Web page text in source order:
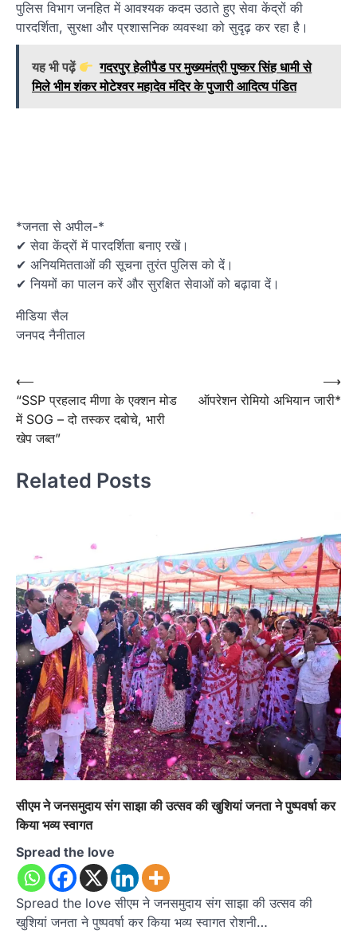
पुलिस विभाग जनहित में आवश्यक कदम उठाते हुए सेवा केंद्रों की
पारदर्शिता, सुरक्षा और प्रशासनिक व्यवस्था को सुदृढ़ कर रहा है।
यह भी पढ़ें
गदरपुर हेलीपैड पर मुख्यमंत्री पुष्कर सिंह धामी से
मिले भीम शंकर मोटेश्वर महादेव मंदिर के पुजारी आदित्य पंडित
*जनता से अपील-*
✔ सेवा केंद्रों में पारदर्शिता बनाए रखें।
✔ अनियमितताओं की सूचना तुरंत पुलिस को दें।
✔ नियमों का पालन करें और सुरक्षित सेवाओं को बढ़ावा दें।
मीडिया सैल
जनपद नैनीताल
Post
navigation
⟵
“SSP प्रहलाद मीणा के एक्शन मोड
में SOG – दो तस्कर दबोचे, भारी
खेप जब्त”
ऑपरेशन रोमियो अभियान जारी*
⟶
Related Posts
सीएम ने जनसमुदाय संग साझा की उत्सव की खुशियां जनता ने पुष्पवर्षा कर
किया भव्य स्वागत
Spread the love
Spread the love सीएम ने जनसमुदाय संग साझा की उत्सव की
खुशियां जनता ने पुष्पवर्षा कर किया भव्य स्वागत रोशनी…